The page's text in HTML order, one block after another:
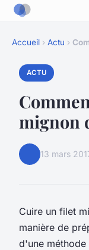
Accueil › Actu ›
ACTU
mignon
13 mars
Cuire un filet
manière de
d'une